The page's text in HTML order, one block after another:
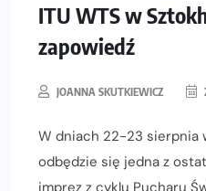
ITU WTS w
zapowiedź
JOANNA SKUTKIEWICZ
W dniach 22-23 sierpnia
odbędzie się jedna z